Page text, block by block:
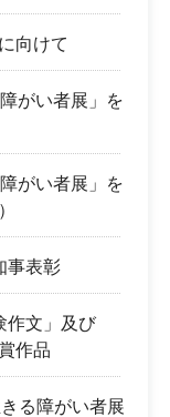
向けて
がい者展」を
がい者展」を
事表彰
作文」及び
作品
る障がい者展